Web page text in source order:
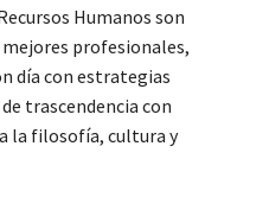
Humanos son
profesionales,
día con estrategias
trascendencia con
la filosofía, cultura y